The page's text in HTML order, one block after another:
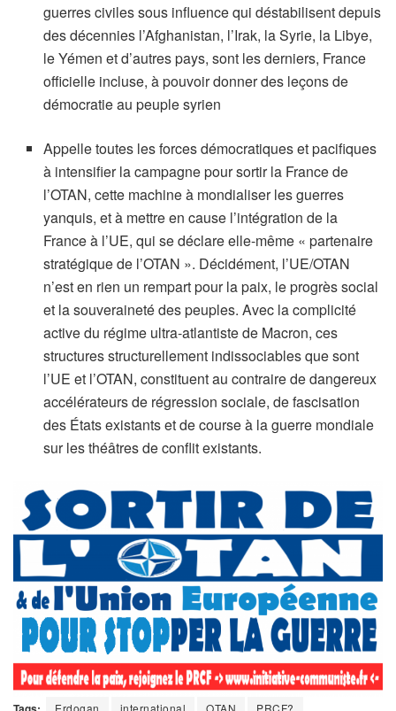
guerres civiles sous influence qui déstabilisent depuis
des décennies l’Afghanistan, l’Irak, la Syrie, la Libye,
le Yémen et d’autres pays, sont les derniers, France
officielle incluse, à pouvoir donner des leçons de
démocratie au peuple syrien
Appelle toutes les forces démocratiques et pacifiques
à intensifier la campagne pour sortir la France de
l’OTAN, cette machine à mondialiser les guerres
yanquis, et à mettre en cause l’intégration de la
France à l’UE, qui se déclare elle-même « partenaire
stratégique de l’OTAN ». Décidément, l’UE/OTAN
n’est en rien un rempart pour la paix, le progrès social
et la souveraineté des peuples. Avec la complicité
active du régime ultra-atlantiste de Macron, ces
structures structurellement indissociables que sont
l’UE et l’OTAN, constituent au contraire de dangereux
accélérateurs de régression sociale, de fascisation
des États existants et de course à la guerre mondiale
sur les théâtres de conflit existants.
Erdogan international OTAN PRCF?